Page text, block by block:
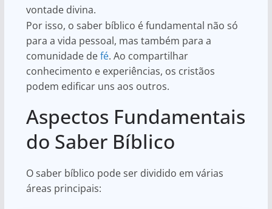
vontade divina.
Por isso, o saber bíblico é fundamental não só
para a vida pessoal, mas também para a
comunidade defé. Ao compartilhar
conhecimento e experiências, os cristãos
podem edificar uns aos outros.
Aspectos Fundamentais
do Saber Bíblico
O saber bíblico pode ser dividido em várias
áreas principais: